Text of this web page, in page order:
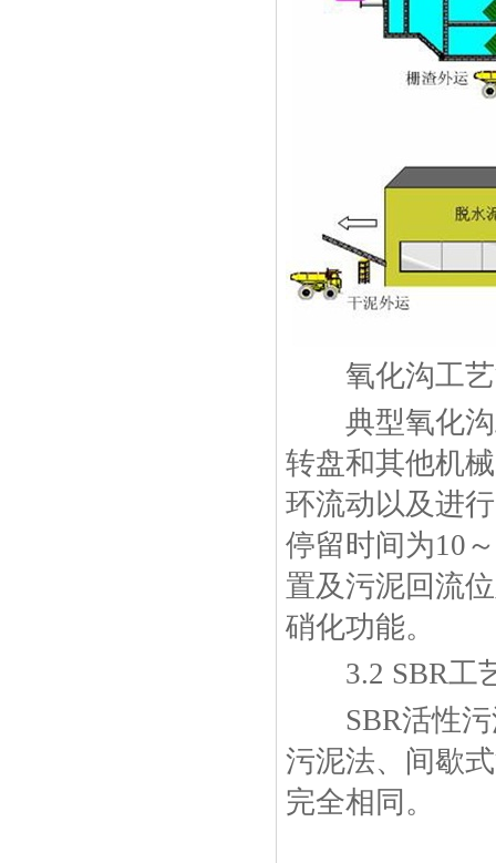
氧化沟工艺
典型氧化沟
转盘和其他机
环流动以及进
停留时间为10
置及污泥回流
硝化功能。
3.2 SBR工
SBR活性污泥
污泥法、间歇
完全相同。